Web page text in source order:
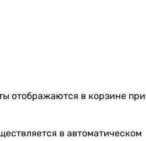
отображаются в корзине при
в автоматическом